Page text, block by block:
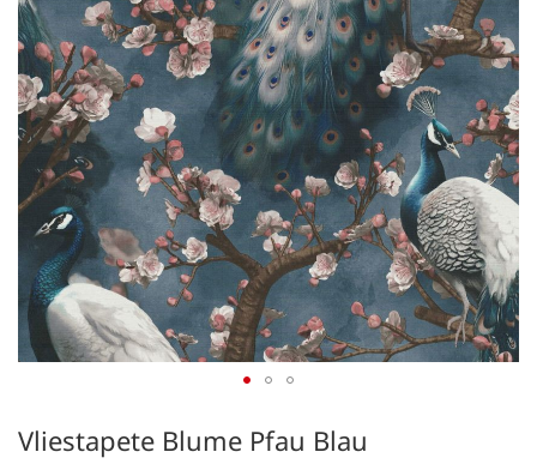
Vliestapete Blume Pfau Blau